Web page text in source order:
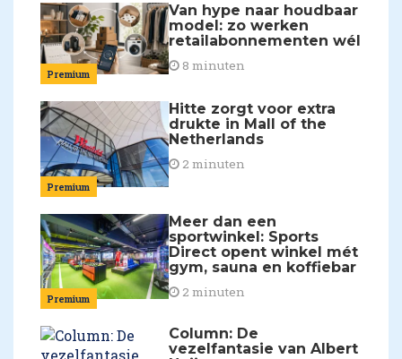
Premium
Van hype naar houdbaar
model: zo werken
retailabonnementen wél
8 minuten
Premium
Hitte zorgt voor extra
drukte in Mall of the
Netherlands
2 minuten
Premium
Meer dan een
sportwinkel: Sports
Direct opent winkel mét
gym, sauna en koffiebar
2 minuten
Column: De
vezelfantasie van Albert